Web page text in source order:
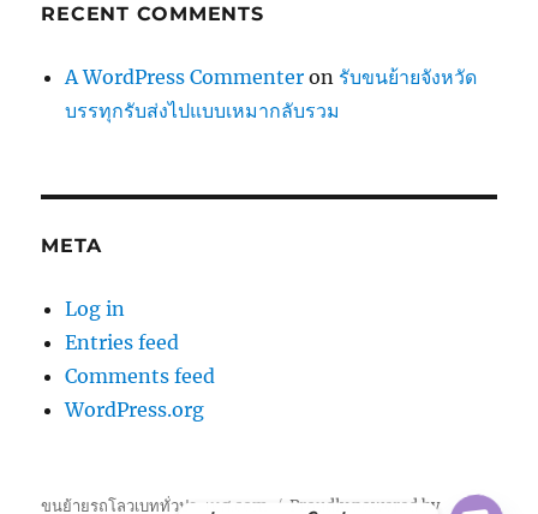
RECENT COMMENTS
A WordPress Commenter on รับขนย้ายจังหวัด
บรรทุกรับส่งไปแบบเหมากลับรวม
META
Log in
Entries feed
Comments feed
WordPress.org
ขนย้ายรถโลวเบททั่วประเทศ.com Proudly powered by